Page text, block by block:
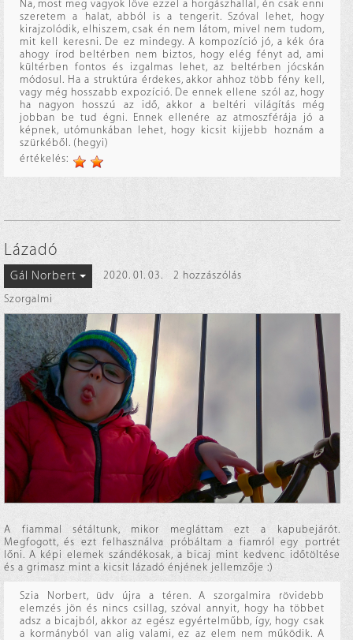
Na, most meg vagyok lőve ezzel a horgászhallal, én csak enni
szeretem a halat, abból is a tengerit. Szóval lehet, hogy
kirajzolódik, elhiszem, csak én nem látom, mivel nem tudom,
mit kell keresni. De ez mindegy. A kompozíció jó, a kék óra
ahogy írod beltérben nem biztos, hogy elég fényt ad, ami
kültérben fontos és izgalmas lehet, az beltérben jócskán
módosul. Ha a struktúra érdekes, akkor ahhoz több fény kell,
vagy még hosszabb expozíció. De ennek ellene szól az, hogy
ha nagyon hosszú az idő, akkor a beltéri világítás még
jobban be tud égni. Ennek ellenére az atmoszférája jó a
képnek, utómunkában lehet, hogy kicsit kijjebb hoznám a
szürkéből. (hegyi)
értékelés:
Lázadó
Gál Norbert 2020. 01. 03.
2 hozzászólás
Szorgalmi
A fiammal sétáltunk, mikor megláttam ezt a kapubejárót.
Megfogott, és ezt felhasználva próbáltam a fiamról egy portrét
lőni. A képi elemek szándékosak, a bicaj mint kedvenc időtöltése
és a grimasz mint a kicsit lázadó énjének jellemzője :)
Szia Norbert, üdv újra a téren. A szorgalmira rövidebb
elemzés jön és nincs csillag, szóval annyit, hogy ha többet
adsz a bicajból, akkor az egész egyértelműbb, így, hogy csak
a kormányból van alig valami, ez az elem nem működik. A